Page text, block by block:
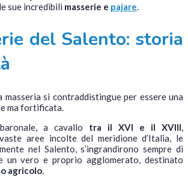
sue incredibili masserie e pajare.
del Salento: storia
masseria si contraddistingue per essere una
ma fortificata.
a cavallo tra il XVI e il XVIII,
aree incolte del meridione d’Italia, le
nel Salento, s’ingrandirono sempre di
un vero e proprio agglomerato, destinato
agricolo.